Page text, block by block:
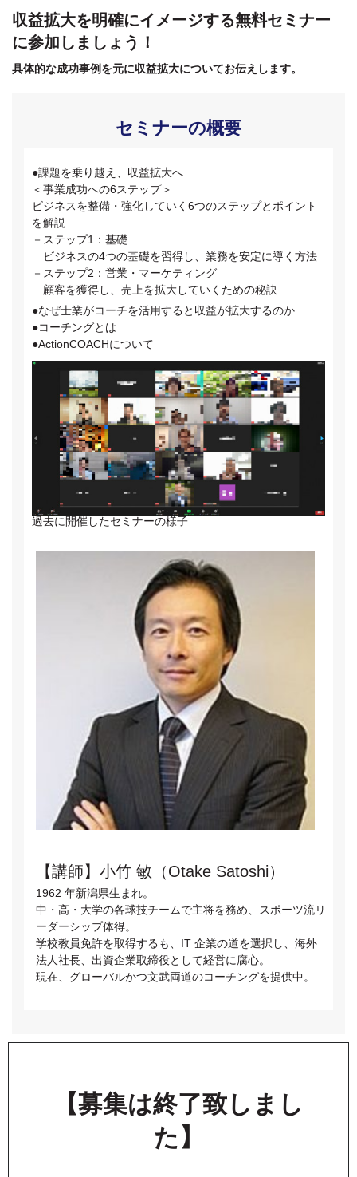
収益拡大を明確にイメージする無料セミナー
に参加しましょう！
具体的な成功事例を元に収益拡大についてお伝えします。
セミナーの概要
●課題を乗り越え、収益拡大へ
＜事業成功への6ステップ＞
ビジネスを整備・強化していく6つのステップとポイント
を解説
－ステップ1：基礎
ビジネスの4つの基礎を習得し、業務を安定に導く方法
－ステップ2：営業・マーケティング
顧客を獲得し、売上を拡大していくための秘訣
●なぜ士業がコーチを活用すると収益が拡大するのか
●コーチングとは
●ActionCOACHについて
過去に開催したセミナーの様子
【講師】小竹 敏（Otake Satoshi）
1962 年新潟県生まれ。
中・高・大学の各球技チームで主将を務め、スポーツ流リ
ーダーシップ体得。
学校教員免許を取得するも、IT 企業の道を選択し、海外
法人社長、出資企業取締役として経営に腐心。
現在、グローバルかつ文武両道のコーチングを提供中。
【募集は終了致しまし
た】